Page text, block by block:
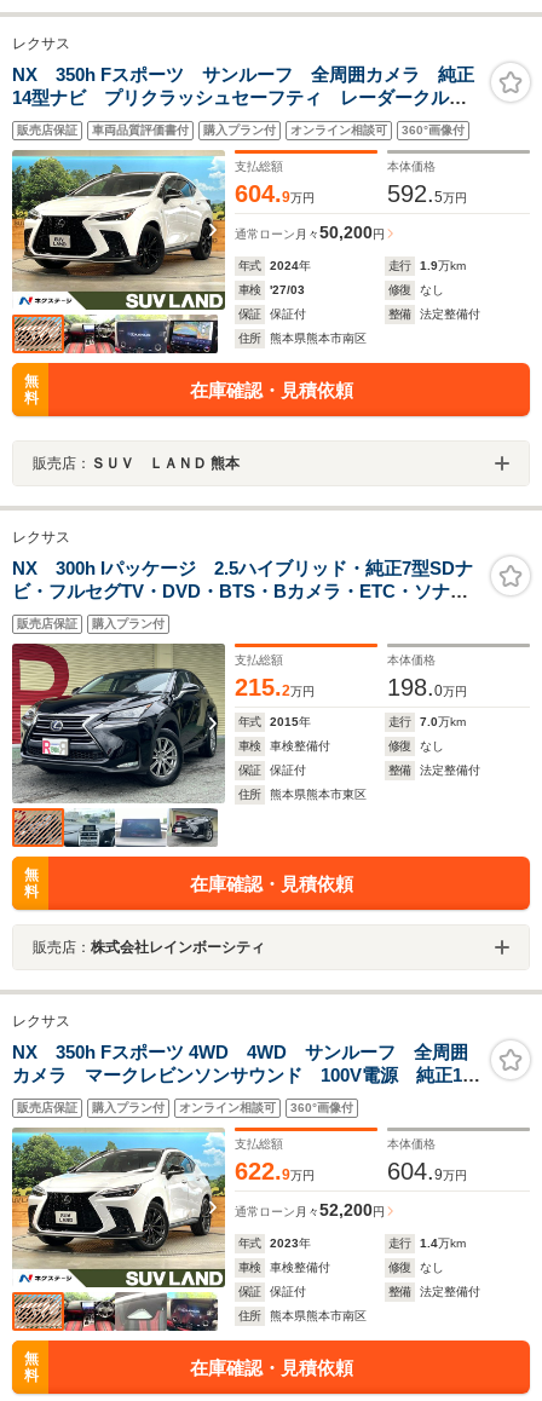
レクサス
NX 350h Fスポーツ サンルーフ 全周囲カメラ 純正
14型ナビ プリクラッシュセーフティ レーダークルー
ズ 禁煙車 電動リアゲート レザーシート 前席シー
トエアコン コーナーセンサー LEDヘッド ETC
販売店保証 車両品質評価書付 購入プラン付 オンライン相談可 360°画像付
支払総額
604.9万円
本体価格
592.5万円
通常ローン 月々50,200円
年式 2024年 走行 1.9万km
車検
'27/03 修復
なし
保証
保証付 整備
法定整備付
住所
熊本県熊本市南区
無
料
在庫確認・見積依頼
販売店： ＳＵＶ ＬＡＮＤ 熊本
レクサス
NX 300h Iパッケージ 2.5ハイブリッド・純正7型SDナ
ビ・フルセグTV・DVD・BTS・Bカメラ・ETC・ソナ
ー・レザーシート・パワーシート・パワーバックドア・
ステアリングH・3眼LED・LEDフォグ・純正17AW・カ
ードキー
販売店保証 購入プラン付
支払総額
215.2万円
本体価格
198.0万円
年式 2015年 走行 7.0万km
車検
車検整備付 修復
なし
保証
保証付 整備
法定整備付
住所
熊本県熊本市東区
無
料
在庫確認・見積依頼
販売店： 株式会社レインボーシティ
レクサス
NX 350h Fスポーツ 4WD 4WD サンルーフ 全周囲
カメラ マークレビンソンサウンド 100V電源 純正14
型ナビ 衝突被害軽減システム レーダークルーズ 禁
煙車 電動リアゲート レザーシート 前席シートエア
コン ドラレコ
販売店保証 購入プラン付 オンライン相談可 360°画像付
支払総額
622.9万円
本体価格
604.9万円
通常ローン 月々52,200円
年式 2023年 走行 1.4万km
車検
車検整備付 修復
なし
保証
保証付 整備
法定整備付
住所
熊本県熊本市南区
無
料
在庫確認・見積依頼